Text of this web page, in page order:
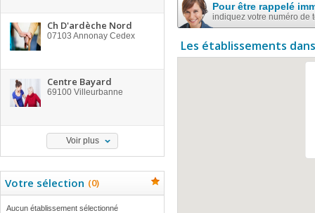
Ch D'ardèche Nord
07103 Annonay Cedex
Centre Bayard
69100 Villeurbanne
Voir plus
Votre sélection (0)
Aucun établissement sélectionné
Pour être rappelé
indiquez votre numéro de
Les établissements